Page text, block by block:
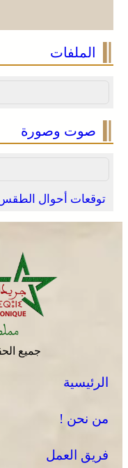
الملفات
صوت وصورة
توقعات أحوال الطقس
جميع
الرئيسية
من نحن !
فريق العمل